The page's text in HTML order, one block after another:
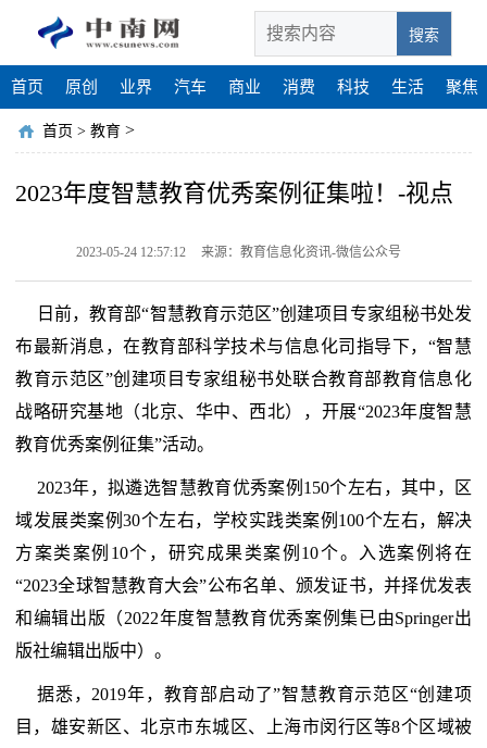
搜索
首页 原创 业界 汽车 商业 消费 科技 生活 聚焦
首页 > 教育 >
2023年度智慧教育优秀案例征集啦！-视点
2023-05-24 12:57:12 来源：教育信息化资讯-微信公众号
日前，教育部“智慧教育示范区”创建项目专家组秘书处发
布最新消息，在教育部科学技术与信息化司指导下，“智慧
教育示范区”创建项目专家组秘书处联合教育部教育信息化
战略研究基地（北京、华中、西北），开展“2023年度智慧
教育优秀案例征集”活动。
2023年，拟遴选智慧教育优秀案例150个左右，其中，区
域发展类案例30个左右，学校实践类案例100个左右，解决
方案类案例10个，研究成果类案例10个。入选案例将在
“2023全球智慧教育大会”公布名单、颁发证书，并择优发表
和编辑出版（2022年度智慧教育优秀案例集已由Springer出
版社编辑出版中）。
据悉，2019年，教育部启动了”智慧教育示范区“创建项
目，雄安新区、北京市东城区、上海市闵行区等8个区域被